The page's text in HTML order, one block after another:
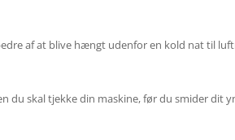
af at blive hængt udenfor en kold nat til
du skal tjekke din maskine, før du smider dit